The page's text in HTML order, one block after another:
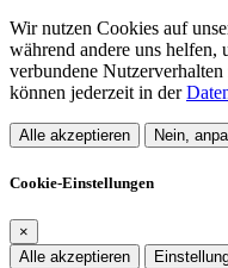
Wir nutzen Cookies auf
während andere uns helfen,
verbundene
können jederzeit in der
Alle akzeptieren Nein,
Cookie-Einstellungen
×
Alle akzeptieren